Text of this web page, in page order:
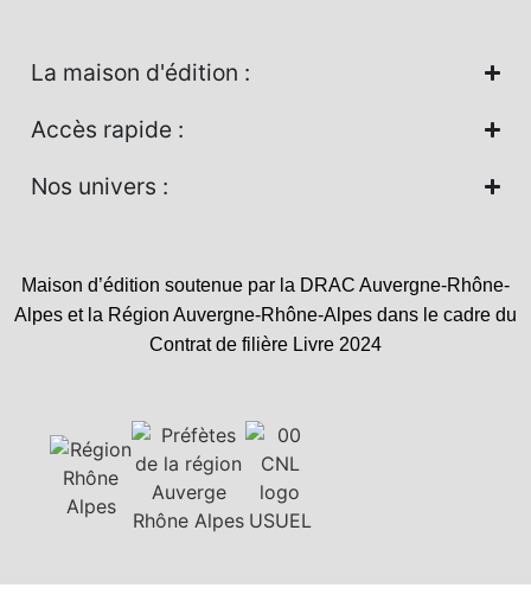
La maison d'édition :
Accès rapide :
Nos univers :
Maison d’édition soutenue par la DRAC Auvergne-Rhône-
Alpes et la Région Auvergne-Rhône-Alpes dans le cadre du
Contrat de filière Livre 2024